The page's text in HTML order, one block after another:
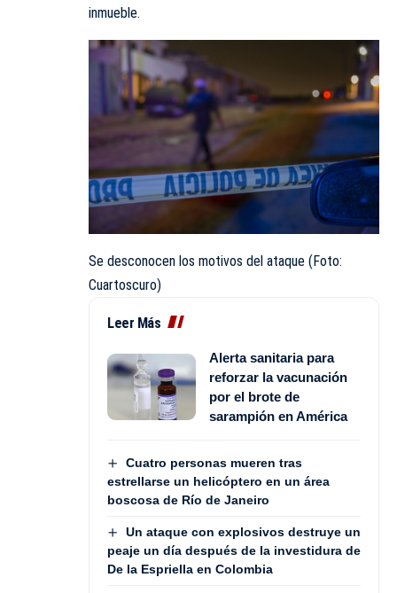
inmueble.
Se desconocen los motivos del ataque (Foto:
Cuartoscuro)
Leer Más
Alerta sanitaria para
reforzar la vacunación
por el brote de
sarampión en América
Cuatro personas mueren tras
estrellarse un helicóptero en un área
boscosa de Río de Janeiro
Un ataque con explosivos destruye un
peaje un día después de la investidura de
De la Espriella en Colombia